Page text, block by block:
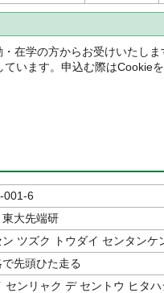
在学の方からお受けいたしま
います。申込む際はCookie
001-6
大先端研
ツズク トウダイ センタンケ
先頭ひた走る
センリャク デ セントウ ヒタハ